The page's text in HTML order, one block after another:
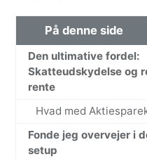
På denne side
Den ultimative fordel:
Skatteudskydelse og
rente
Hvad med
Fonde jeg overvejer i
setup
Hurtig guide:
Hvis du vil
hvert år, så
ETF’er på